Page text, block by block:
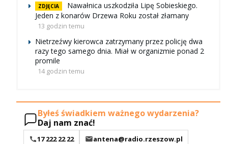
ZDJĘCIA
Nawałnica uszkodziła Lipę Sobieskiego.
Jeden z konarów Drzewa Roku został złamany
13 godzin temu
Nietrzeźwy kierowca zatrzymany przez policję dwa
razy tego samego dnia. Miał w organizmie ponad 2
promile
14 godzin temu
Byłeś świadkiem ważnego wydarzenia?
Daj nam znać!
17 222 22 22
antena@radio.rzeszow.pl